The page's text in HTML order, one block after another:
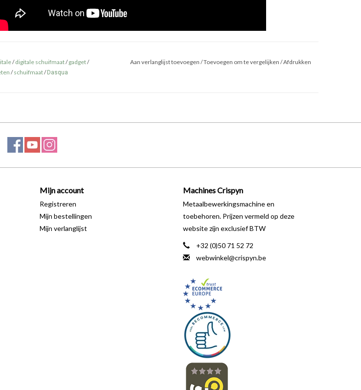
/digitale schuifmaat/gadget/
/schuifmaat/ Dasqua
Aan verlanglijst toevoegen /Toevoegen om te vergelijken /Afdrukken
Mijn account
Registreren
Mijn bestellingen
Mijn verlanglijst
Machines Crispyn
Metaalbewerkingsmachine en
toebehoren. Prijzen vermeld op deze
website zijn exclusief BTW
+32 (0)50 71 52 72
webwinkel@crispyn.be